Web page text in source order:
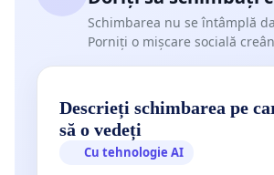
Schimbarea nu se întâmplă
Porniți o mișcare socială
Descrieți schimbarea pe
să o vedeți
Cu tehnologie AI